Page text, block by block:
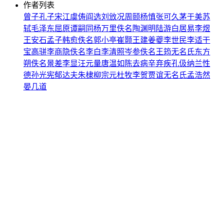
作者列表
曾子孔子宋江虞俦阎选刘攽况周颐杨慎张可久茅于美苏
轼毛泽东屈原谭嗣同杨万里佚名 陶渊明 陆游白居易李煜
王安石孟子韩愈佚名郭小亭崔颢王建姜夔李世民李适干
宝高骈李商隐佚名李白李清照岑参佚名 王筠无名氏东方
朔佚名景差李显汪元量唐温如 陈去病辛弃疾孔伋纳兰性
德孙光宪郁达夫朱棣柳宗元杜牧李贺贾谊无名氏孟浩然
晏几道